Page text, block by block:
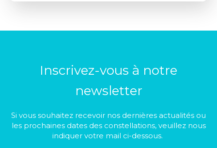
Inscrivez-vous à notre
newsletter
Si vous souhaitez recevoir nos dernières actualités ou
les prochaines dates des constellations, veuillez nous
indiquer votre mail ci-dessous.